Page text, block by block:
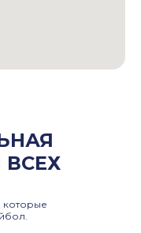
которые